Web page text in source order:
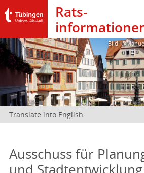
Rats­
Bild:
Translate into English
Ausschuss für